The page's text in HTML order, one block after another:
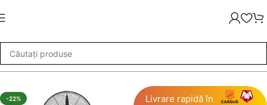
terasa Vortex VO4260, 230 W, pulverizare apa, 40 l
-22%
Livrare rapidă în